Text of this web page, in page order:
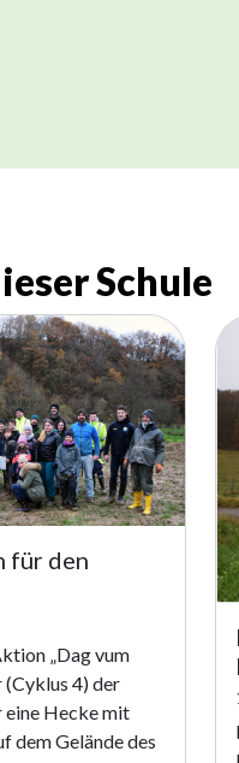
Schule
für den
„Dag vum
(Cyklus 4) der
eine Hecke mit
dem Gelände des